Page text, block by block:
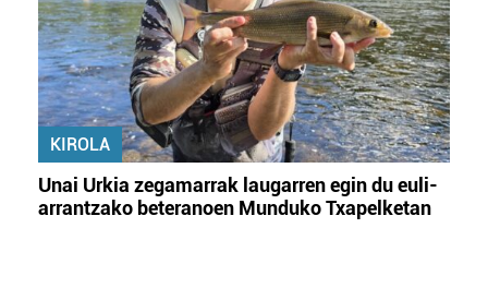
KIROLA
Unai Urkia zegamarrak laugarren egin du euli-
arrantzako beteranoen Munduko Txapelketan